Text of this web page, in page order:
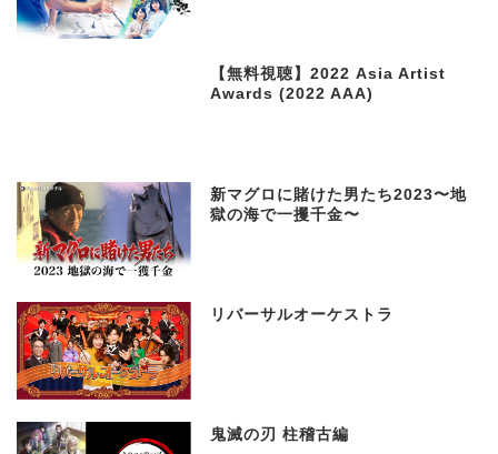
【無料視聴】2022 Asia Artist
Awards (2022 AAA)
新マグロに賭けた男たち2023〜地
獄の海で一攫千金〜
リバーサルオーケストラ
鬼滅の刃 柱稽古編